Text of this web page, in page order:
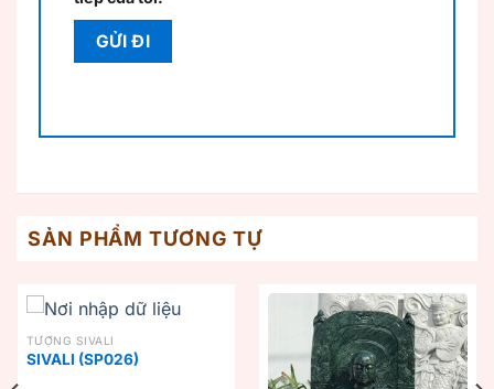
SẢN PHẨM TƯƠNG TỰ
TƯỢNG SIVALI
SIVALI (SP026)